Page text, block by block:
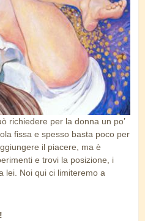
richiedere per la donna un po’
fissa e spesso basta poco per
il piacere, ma è
e trovi la posizione, i
lei. Noi qui ci limiteremo a